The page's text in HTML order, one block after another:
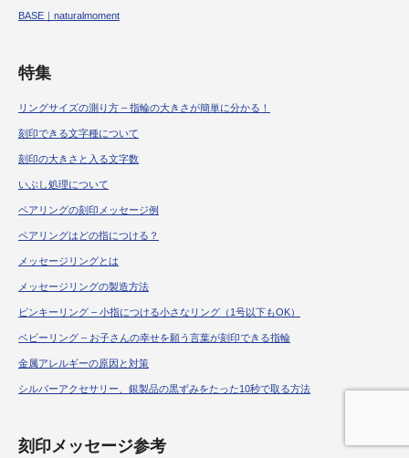
BASE｜naturalmoment
特集
リングサイズの測り方 – 指輪の大きさが簡単に分かる！
刻印できる文字種について
刻印の大きさと入る文字数
いぶし処理について
ペアリングの刻印メッセージ例
ペアリングはどの指につける？
メッセージリングとは
メッセージリングの製造方法
ピンキーリング – 小指につける小さなリング（1号以下もOK）
ベビーリング – お子さんの幸せを願う言葉が刻印できる指輪
金属アレルギーの原因と対策
シルバーアクセサリー、銀製品の黒ずみをたった10秒で取る方法
刻印メッセージ参考